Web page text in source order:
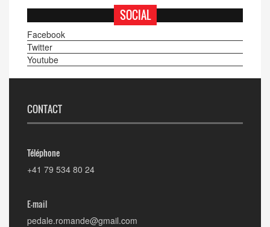
SOCIAL
Facebook
Twitter
Youtube
CONTACT
Téléphone
+41 79 534 80 24
E-mail
pedale.romande@gmail.com